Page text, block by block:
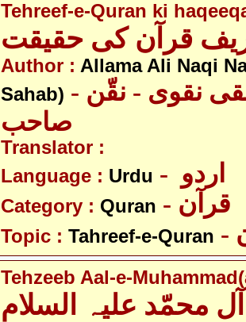
Tehreef-e-Quran ki
Author : Allama Ali Naqi
Sahab) - علامہ علی نقی نقوی - نقّن
صاحب
Translator :
Language : Urdu
Category : Quran - قرآن
Topic : Tahreef-e-Quran
Tehzeeb Aal-e-